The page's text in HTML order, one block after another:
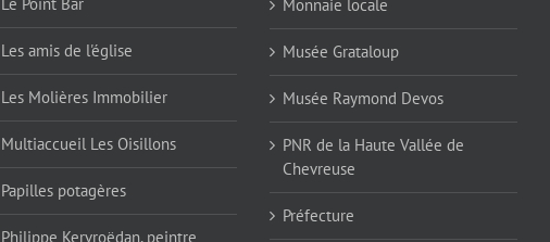
Les amis de l'église
Les Molières Immobilier
Multiaccueil Les Oisillons
Papilles potagères
Philippe Kervroëdan, peintre
Monnaie locale
Musée Grataloup
Musée Raymond Devos
PNR de la Haute Vallée de
Chevreuse
Préfecture